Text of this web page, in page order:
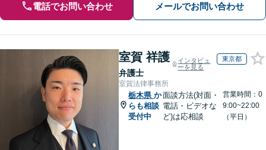
電話でお問い合わせ メールでお問い合わせ
室賀 祥護
弁護士
インタビュ
ーを見る
東京都
室賀法律事務所
栃木県 か
らも相談
受付中
面談方法(対面・
電話・ビデオな
ど)は応相談
営業時間：0
9:00~22:00
（平日）